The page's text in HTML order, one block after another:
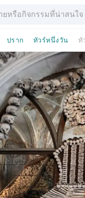
ปราก ทัวร์หนึ่งวัน ทั